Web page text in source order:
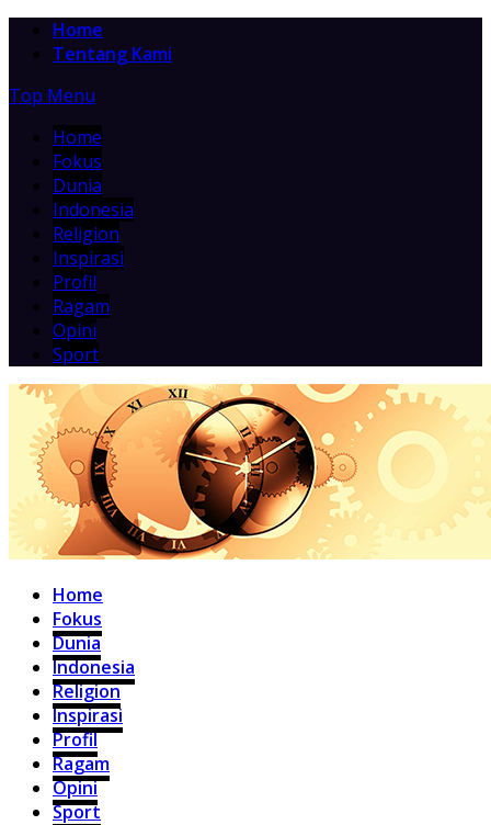
Home
Tentang Kami
Top Menu
Home
Fokus
Dunia
Indonesia
Religion
Inspirasi
Profil
Ragam
Opini
Sport
Home
Fokus
Dunia
Indonesia
Religion
Inspirasi
Profil
Ragam
Opini
Sport